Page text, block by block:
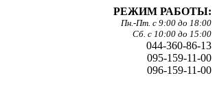
РЕЖИМ РАБОТЫ:
Пн.-Пт. с 9:00 до 18:00
Сб. с 10:00 до 15:00
044-360-86-13
095-159-11-00
096-159-11-00